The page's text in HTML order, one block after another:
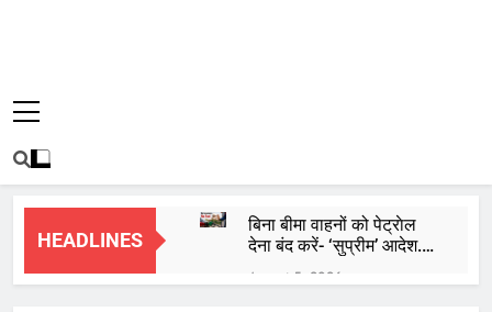
HEADLINES
बिना बीमा वाहनों को पेट्राेल
देना बंद करें- ‘सुप्रीम’ आदेश..
56% वाहन दौड़ रहे बिना
इंश्योरेंस के
August 5, 2026